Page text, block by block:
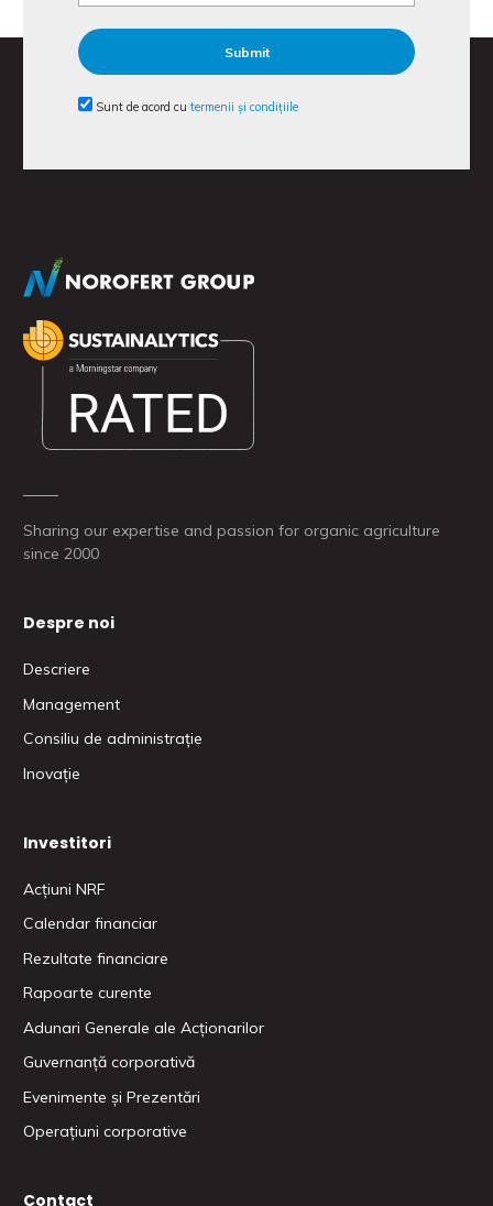
Sunt de acord cu termenii și condițiile
Sharing our expertise and passion for organic agriculture
since 2000
Despre noi
Descriere
Management
Consiliu de administrație
Inovație
Investitori
Acțiuni NRF
Calendar financiar
Rezultate financiare
Rapoarte curente
Adunari Generale ale Acționarilor
Guvernanță corporativă
Evenimente și Prezentări
Operațiuni corporative
Contact